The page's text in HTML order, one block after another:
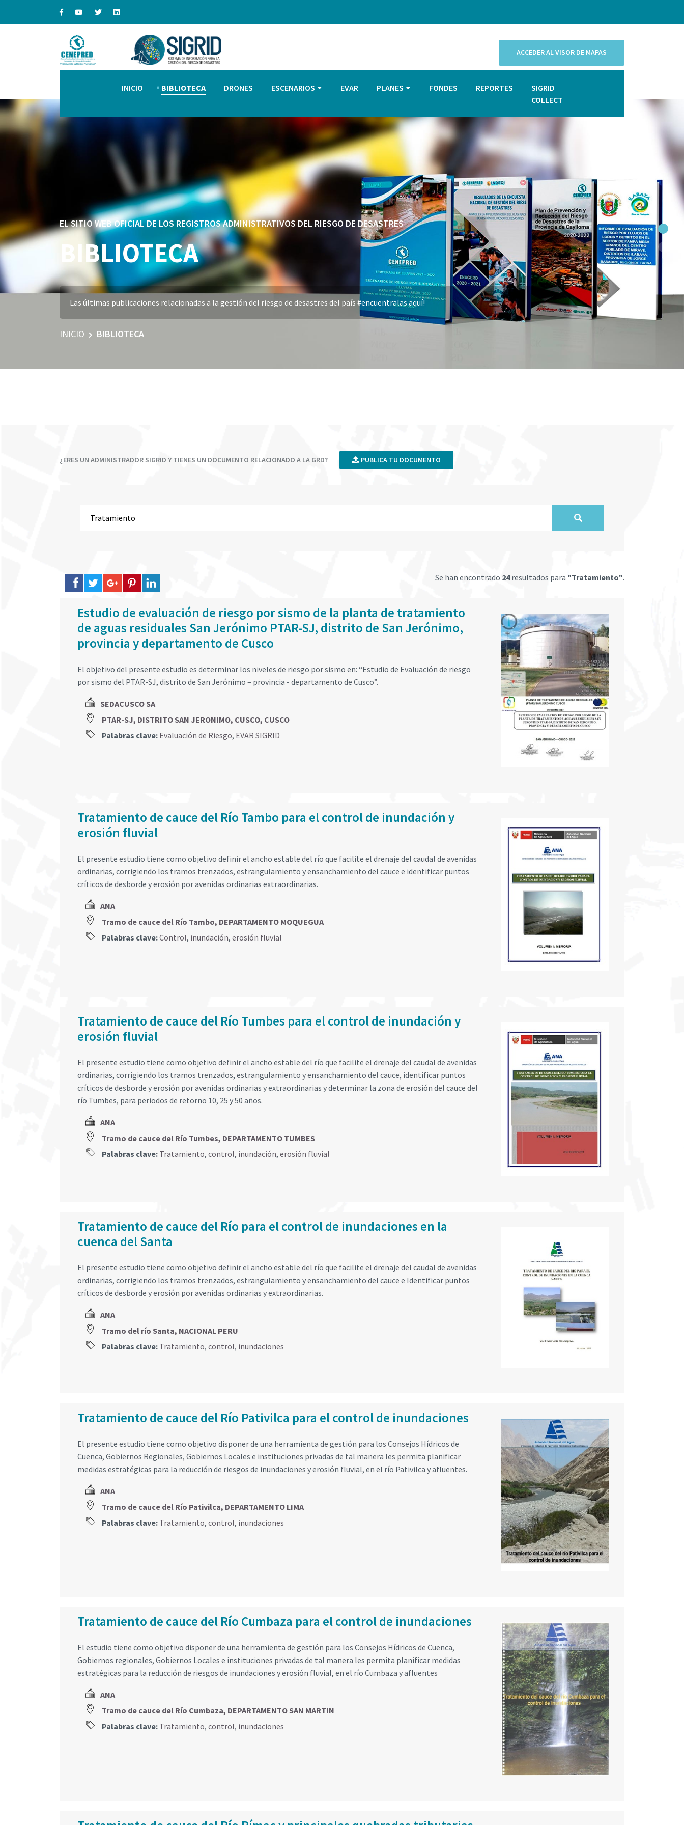
ACCEDER AL VISOR DE MAPAS
INICIO BIBLIOTECA DRONES ESCENARIOS EVAR PLANES FONDES REPORTES
SIGRID
COLLECT
EL SITIO WEB OFICIAL DE LOS REGISTROS ADMINISTRATIVOS DEL RIESGO DE DESASTRES
BIBLIOTECA
Las últimas publicaciones relacionadas a la gestión del riesgo de desastres del país #encuentralas aquí!
INICIO BIBLIOTECA
¿ERES UN ADMINISTRADOR SIGRID Y TIENES UN DOCUMENTO RELACIONADO A LA GRD? PUBLICA TU DOCUMENTO
Se han encontrado 24resultados para "Tratamiento".
Estudio de evaluación de riesgo por sismo de la planta de tratamiento
de aguas residuales San Jerónimo PTAR-SJ, distrito de San Jerónimo,
provincia y departamento de Cusco
El objetivo del presente estudio es determinar los niveles de riesgo por sismo en: “Estudio de Evaluación de riesgo
por sismo del PTAR-SJ, distrito de San Jerónimo – provincia - departamento de Cusco”.
SEDACUSCO SA
PTAR-SJ, DISTRITO SAN JERONIMO, CUSCO, CUSCO
Palabras clave: Evaluación de Riesgo, EVAR SIGRID
Tratamiento de cauce del Río Tambo para el control de inundación y
erosión fluvial
El presente estudio tiene como objetivo definir el ancho estable del río que facilite el drenaje del caudal de avenidas
ordinarias, corrigiendo los tramos trenzados, estrangulamiento y ensanchamiento del cauce e identificar puntos
críticos de desborde y erosión por avenidas ordinarias extraordinarias.
ANA
Tramo de cauce del Río Tambo, DEPARTAMENTO MOQUEGUA
Palabras clave:Control, inundación, erosión fluvial
Tratamiento de cauce del Río Tumbes para el control de inundación y
erosión fluvial
El presente estudio tiene como objetivo definir el ancho estable del río que facilite el drenaje del caudal de avenidas
ordinarias, corrigiendo los tramos trenzados, estrangulamiento y ensanchamiento del cauce, identificar puntos
críticos de desborde y erosión por avenidas ordinarias y extraordinarias y determinar la zona de erosión del cauce del
río Tumbes, para periodos de retorno 10, 25 y 50 años.
ANA
Tramo de cauce del Río Tumbes, DEPARTAMENTO TUMBES
Palabras clave: Tratamiento, control, inundación, erosión fluvial
Tratamiento de cauce del Río para el control de inundaciones en la
cuenca del Santa
El presente estudio tiene como objetivo definir el ancho estable del río que facilite el drenaje del caudal de avenidas
ordinarias, corrigiendo los tramos trenzados, estrangulamiento y ensanchamiento del cauce e Identificar puntos
críticos de desborde y erosión por avenidas ordinarias y extraordinarias.
ANA
Tramo del río Santa, NACIONAL PERU
Palabras clave: Tratamiento, control, inundaciones
Tratamiento de cauce del Río Pativilca para el control de inundaciones
El presente estudio tiene como objetivo disponer de una herramienta de gestión para los Consejos Hídricos de
Cuenca, Gobiernos Regionales, Gobiernos Locales e instituciones privadas de tal manera les permita planificar
medidas estratégicas para la reducción de riesgos de inundaciones y erosión fluvial, en el río Pativilca y afluentes.
ANA
Tramo de cauce del Río Pativilca, DEPARTAMENTO LIMA
Palabras clave: Tratamiento, control, inundaciones
Tratamiento de cauce del Río Cumbaza para el control de inundaciones
El estudio tiene como objetivo disponer de una herramienta de gestión para los Consejos Hídricos de Cuenca,
Gobiernos regionales, Gobiernos Locales e instituciones privadas de tal manera les permita planificar medidas
estratégicas para la reducción de riesgos de inundaciones y erosión fluvial, en el río Cumbaza y afluentes
ANA
Tramo de cauce del Río Cumbaza, DEPARTAMENTO SAN MARTIN
Palabras clave: Tratamiento, control, inundaciones